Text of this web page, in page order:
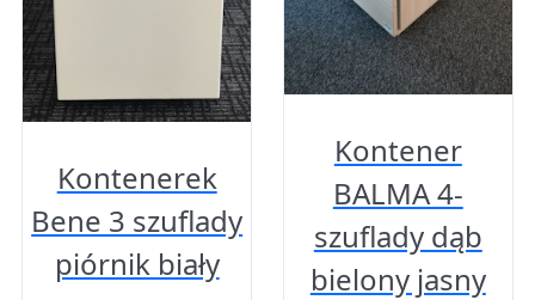
Kontenerek
Bene 3 szuflady
piórnik biały
Kontener
BALMA 4-
szuflady dąb
bielony jasny